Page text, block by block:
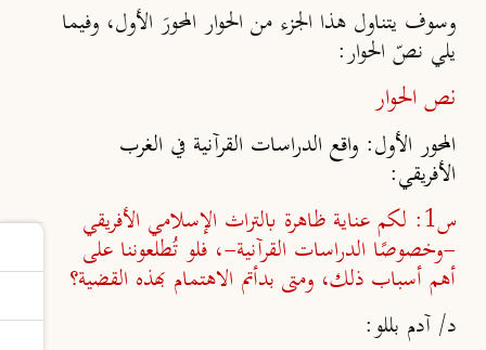
وسوف يتناول هذا الجزء من الحوار المحورَ الأول، وفيما
يلي نصّ الحوار:
نص الحوار
المحور الأول: واقع الدراسات القرآنية في الغرب
الأفريقي:
س1: لكم عناية ظاهرة بالتراث الإسلامي الأفريقي
-وخصوصًا الدراسات القرآنية-، فلو تُطلعوننا على
أهم أسباب ذلك، ومتى بدأتم الاهتمام بهذه القضية؟
د/ آدم بللو: